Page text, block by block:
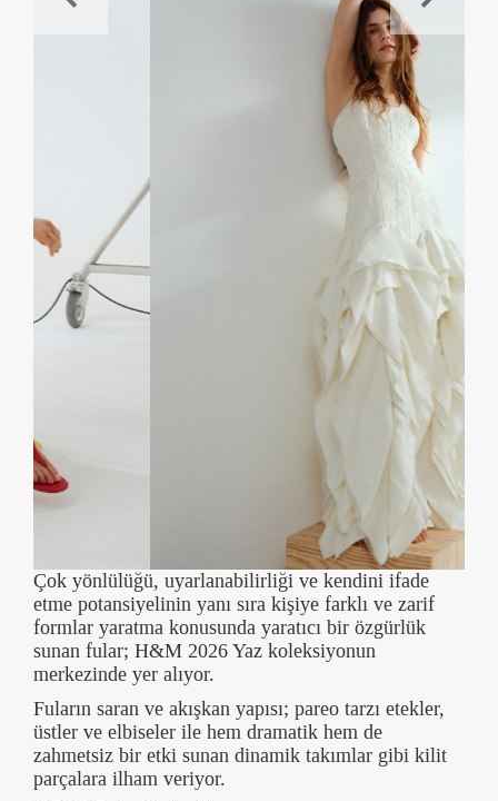
Çok yönlülüğü, uyarlanabilirliği ve kendini ifade
etme potansiyelinin yanı sıra kişiye farklı ve zarif
formlar yaratma konusunda yaratıcı bir özgürlük
sunan fular; H&M 2026 Yaz koleksiyonun
merkezinde yer alıyor.
Fuların saran ve akışkan yapısı; pareo tarzı etekler,
üstler ve elbiseler ile hem dramatik hem de
zahmetsiz bir etki sunan dinamik takımlar gibi kilit
parçalara ilham veriyor.